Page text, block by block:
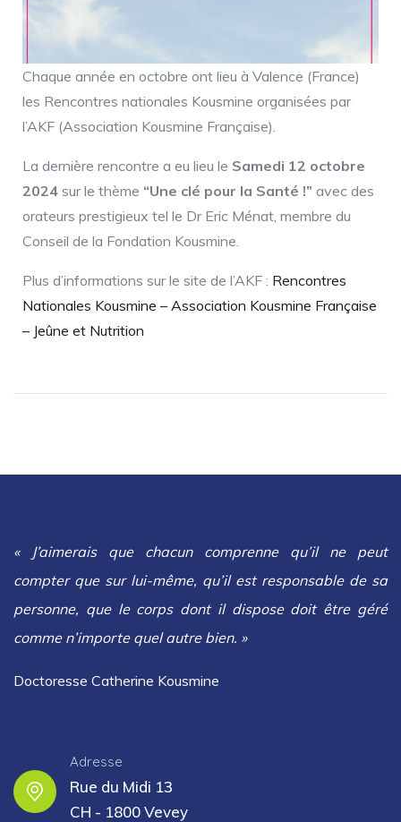
Chaque année en octobre ont lieu à Valence (France)
les Rencontres nationales Kousmine organisées par
l’AKF (Association Kousmine Française).
La dernière rencontre a eu lieu le Samedi 12 octobre
2024 sur le thème “Une clé pour la Santé !” avec des
orateurs prestigieux tel le Dr Eric Ménat, membre du
Conseil de la Fondation Kousmine.
Plus d’informations sur le site de l’AKF : Rencontres
Nationales Kousmine – Association Kousmine Française
– Jeûne et Nutrition
« J’aimerais que chacun comprenne qu’il ne peut
compter que sur lui-même, qu’il est responsable de sa
personne, que le corps dont il dispose doit être géré
comme n’importe quel autre bien. »
Doctoresse Catherine Kousmine
Adresse
Rue du Midi 13
CH - 1800 Vevey